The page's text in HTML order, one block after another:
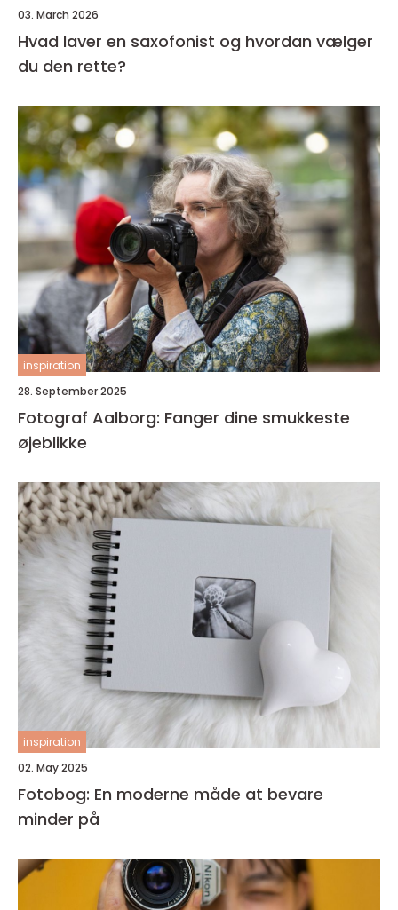
03. March 2026
Hvad laver en saxofonist og hvordan vælger
du den rette?
inspiration
28. September 2025
Fotograf Aalborg: Fanger dine smukkeste
øjeblikke
inspiration
02. May 2025
Fotobog: En moderne måde at bevare
minder på